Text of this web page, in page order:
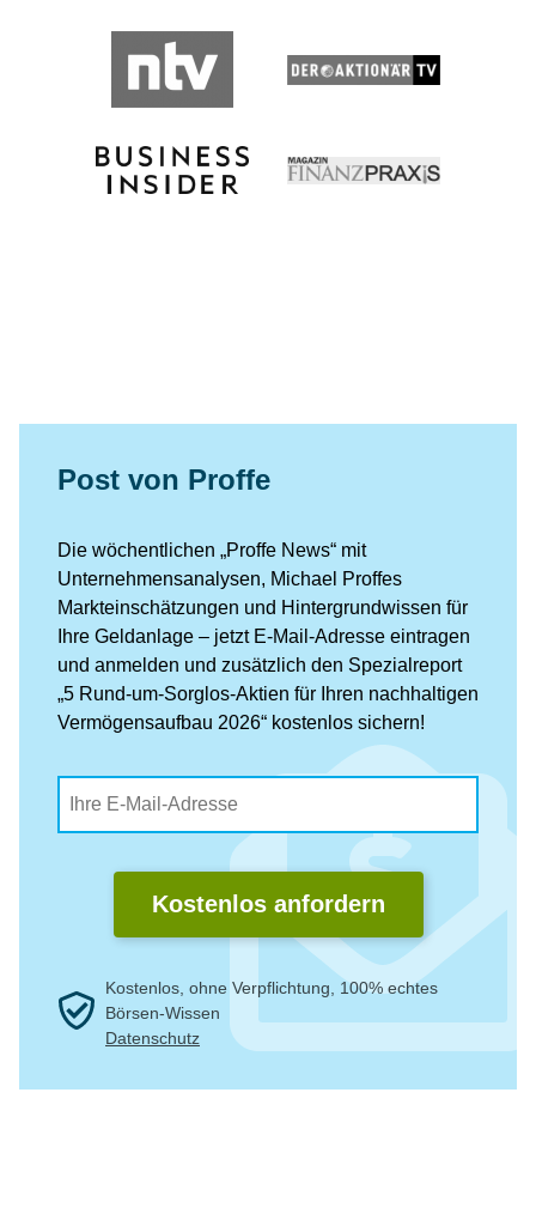
Post von Proffe
Die wöchentlichen „Proffe News“ mit
Unternehmensanalysen, Michael Proffes
Markteinschätzungen und Hintergrundwissen für
Ihre Geldanlage – jetzt E-Mail-Adresse eintragen
und anmelden und zusätzlich den Spezialreport
„5 Rund-um-Sorglos-Aktien für Ihren nachhaltigen
Vermögensaufbau 2026“ kostenlos sichern!
Kostenlos anfordern
Kostenlos, ohne Verpflichtung, 100% echtes
Börsen-Wissen
Datenschutz